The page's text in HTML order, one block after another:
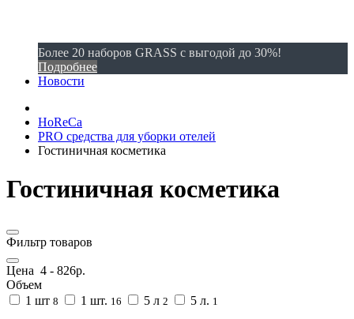
Более 20 наборов GRASS с выгодой до 30%!
Подробнее
Новости
HoReCa
PRO средства для уборки отелей
Гостиничная косметика
Гостиничная косметика
Фильтр товаров
Цена 4 - 826р.
Объем
1 шт 8 1 шт. 16 5 л 2 5 л. 1